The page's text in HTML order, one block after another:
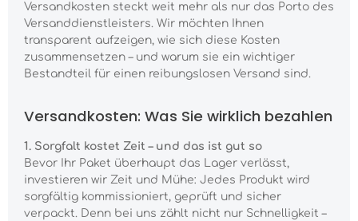
Versandkosten steckt weit mehr als nur das Porto des
Versanddienstleisters. Wir möchten Ihnen
transparent aufzeigen, wie sich diese Kosten
zusammensetzen – und warum sie ein wichtiger
Bestandteil für einen reibungslosen Versand sind.
Versandkosten: Was Sie wirklich bezahlen
1. Sorgfalt kostet Zeit – und das ist gut so
Bevor Ihr Paket überhaupt das Lager verlässt,
investieren wir Zeit und Mühe: Jedes Produkt wird
sorgfältig kommissioniert, geprüft und sicher
verpackt. Denn bei uns zählt nicht nur Schnelligkeit –